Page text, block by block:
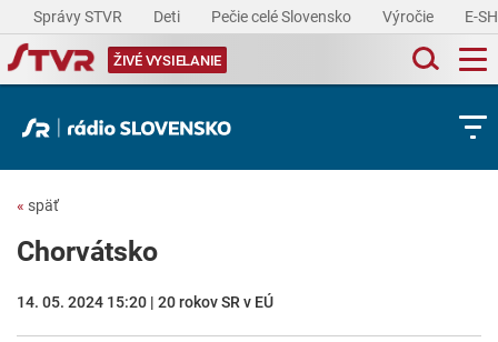
Správy STVR Deti Pečie celé Slovensko Výročie E-
ŽIVÉ VYSIELANIE
« späť
Chorvátsko
14. 05. 2024 15:20 | 20 rokov SR v EÚ